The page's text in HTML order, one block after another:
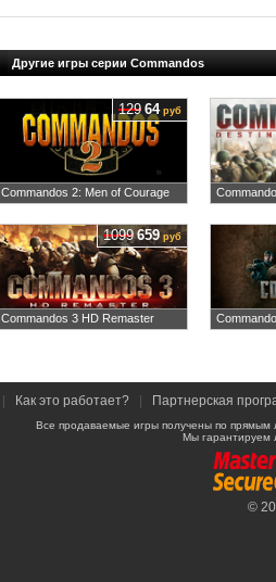
Другие игры серии Commandos
Commandos 2: Men of Courage
129 64руб
Commandos 3 HD Remaster
1099 659 руб
Как это работает? Партнерская
Все продаваемые игры получены по
Мы гарантируем
©